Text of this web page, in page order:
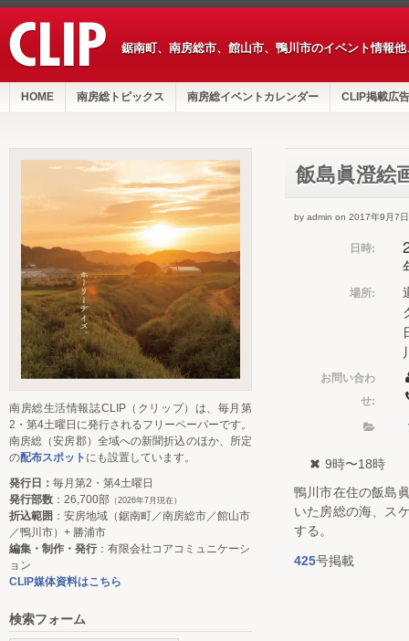
鋸南町、南房総市、館山市、鴨川市のイベント情報
HOME 南房総トピックス 南房総イベントカレンダー CLIP掲載広告
飯島眞澄絵
by admin on 2017年9月7日
日時:
場所:
お問い合わ
せ:
9時〜18時
鴨川市在住の飯島
いた房総の海、ス
する。
425号掲載
南房総生活情報誌CLIP（クリップ）は、毎月第
2・第4土曜日に発行されるフリーペーパーです。
南房総（安房郡）全域への新聞折込のほか、所定
の配布スポット にも設置しています。
発行日： 毎月第2・第4土曜日
発行部数 ：26,700部 （2026年7月現在）
折込範囲 ：安房地域（鋸南町／南房総市／館山市
／鴨川市）+ 勝浦市
編集・制作・発行：有限会社コアコミュニケーシ
ョン
CLIP媒体資料はこちら
検索フォーム